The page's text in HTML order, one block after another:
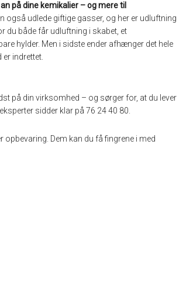
på dine kemikalier – og mere til
også udlede giftige gasser, og her er udluftning
du både får udluftning i skabet, et
hylder. Men i sidste ender afhænger det hele
indrettet.
på din virksomhed – og sørger for, at du lever
sidder klar på 76 24 40 80.
Dem kan du få fingrene i med